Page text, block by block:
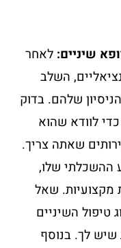
שיניים: לאחר
השלב
שלהם. בדוק
לוודא שהוא
שאתה צריך.
ההשכלתי שלו,
מקצועיות. שאל
טיפול השיניים
לך. בנוסף